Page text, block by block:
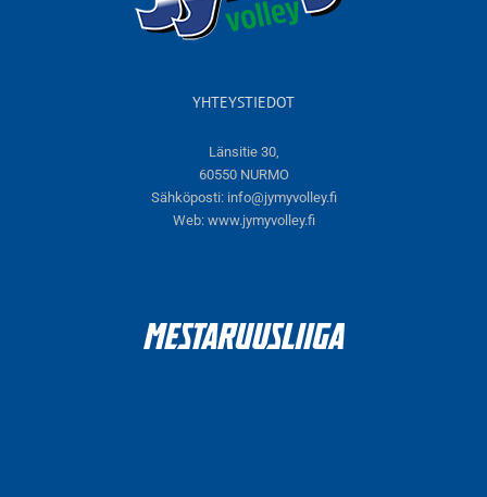
YHTEYSTIEDOT
Länsitie 30,
60550 NURMO
Sähköposti: info@jymyvolley.fi
Web: www.jymyvolley.fi